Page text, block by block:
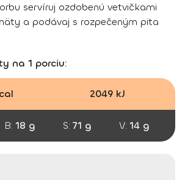
servíruj ozdobenú vetvičkami
a podávaj s rozpečeným pita
na 1 porciu:
2049 kJ
B: 18 g S: 71 g V: 14 g